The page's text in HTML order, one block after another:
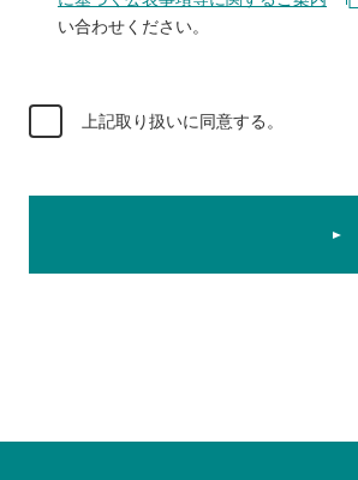
い合わせください。
上記取り扱いに同意する。